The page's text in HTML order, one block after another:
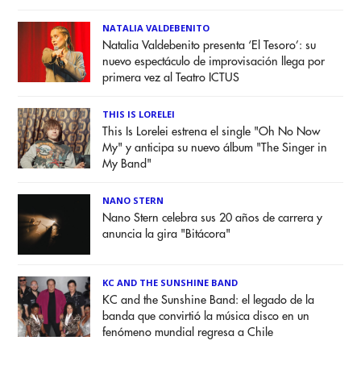
NATALIA VALDEBENITO
Natalia Valdebenito presenta ‘El Tesoro’: su
nuevo espectáculo de improvisación llega por
primera vez al Teatro ICTUS
THIS IS LORELEI
This Is Lorelei estrena el single "Oh No Now
My" y anticipa su nuevo álbum "The Singer in
My Band"
NANO STERN
Nano Stern celebra sus 20 años de carrera y
anuncia la gira "Bitácora"
KC AND THE SUNSHINE BAND
KC and the Sunshine Band: el legado de la
banda que convirtió la música disco en un
fenómeno mundial regresa a Chile